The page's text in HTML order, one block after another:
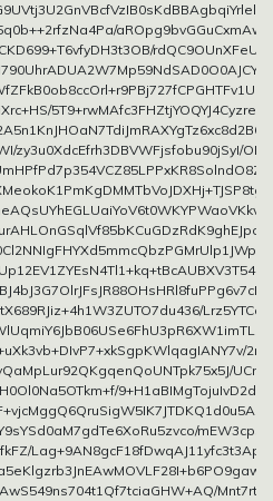
zy3u0XdcEfrh3DBVWFjsfobu90jSyI/
2n/